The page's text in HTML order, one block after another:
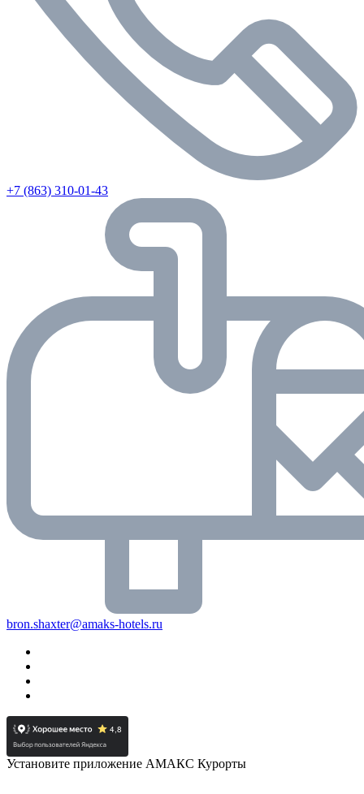
+7 (863) 310-01-43
bron.shaxter@amaks-hotels.ru
Установите приложение АМАКС Курорты